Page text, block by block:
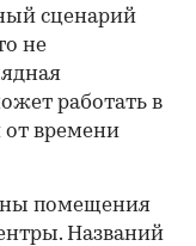
сценарий
не
работать в
от времени
помещения
Названий